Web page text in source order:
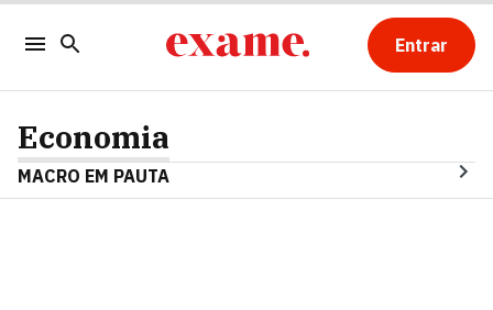
Entrar
Economia
MACRO EM PAUTA